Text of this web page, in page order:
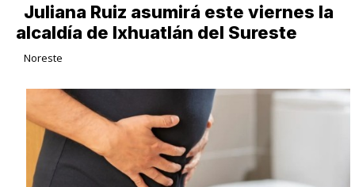
Juliana Ruiz asumirá este viernes la
alcaldía de Ixhuatlán del Sureste
Noreste